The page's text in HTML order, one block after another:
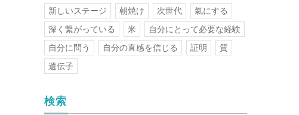
新しいステージ
朝焼け 次世代
氣にする
深く繋がっている
米
自分にとって必要な経験
自分に問う
自分の直感を信じる 証明
質
遺伝子
検索